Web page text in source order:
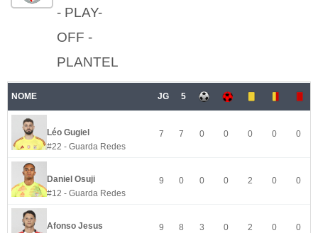
- PLAY-
OFF -
PLANTEL
NOME JG 5
Léo Gugiel
#22 - Guarda Redes
7 7 0 0 0 0 0
Daniel Osuji
#12 - Guarda Redes
9 0 0 0 2 0 0
Afonso Jesus
9 8 3 0 2 0 0